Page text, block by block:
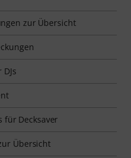
zur Übersicht
für Decksaver
Übersicht